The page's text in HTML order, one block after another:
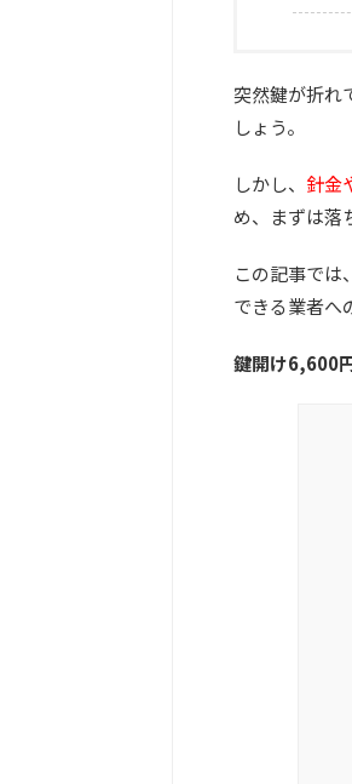
突然鍵が折れ
しょう。
しかし、 針金
め、まずは落
この記事では
できる業者へ
鍵開け6,600